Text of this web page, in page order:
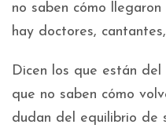
no saben cómo llegaron
hay doctores,
Dicen los que están
que no saben cómo
dudan del equilibrio de